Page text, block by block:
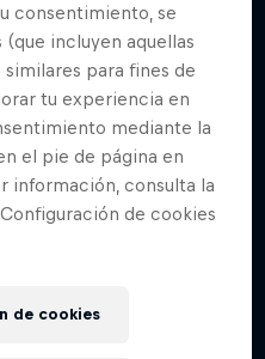
consentimiento, se
incluyen aquellas
para fines de
tu experiencia en
mediante la
el pie de página en
información, consulta la
de cookies
de cookies